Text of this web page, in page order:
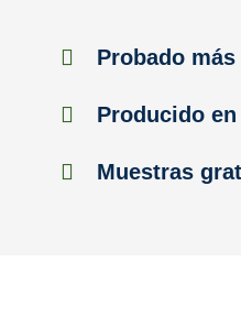
Probado
Producido
Muestras